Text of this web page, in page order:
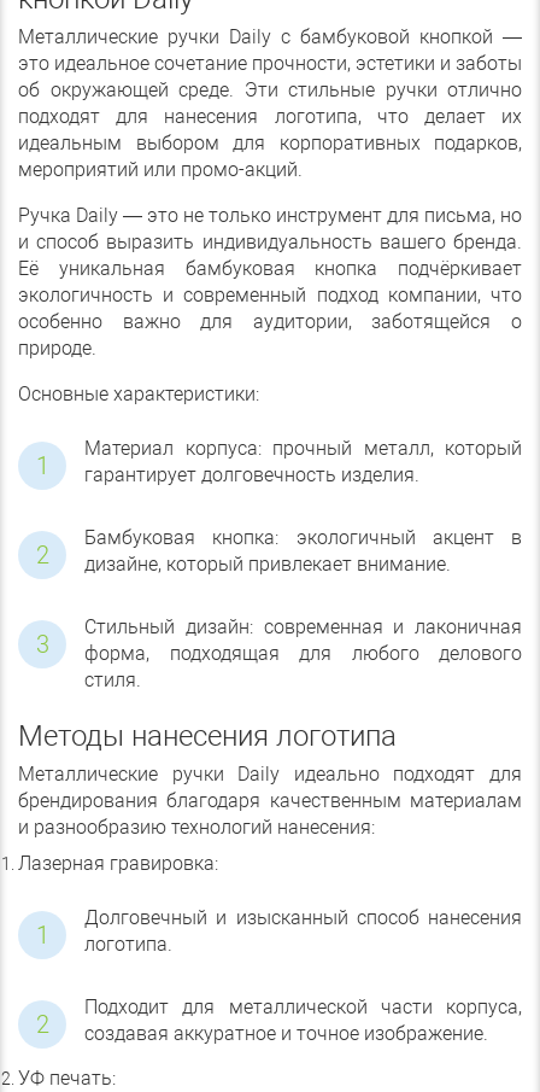
Металлические ручки Daily с бамбуковой кнопкой —
это идеальное сочетание прочности, эстетики и заботы
об окружающей среде. Эти стильные ручки отлично
подходят для нанесения логотипа, что делает их
идеальным выбором для корпоративных подарков,
мероприятий или промо-акций.
Ручка Daily — это не только инструмент для письма, но
и способ выразить индивидуальность вашего бренда.
Её уникальная бамбуковая кнопка подчёркивает
экологичность и современный подход компании, что
особенно важно для аудитории, заботящейся о
природе.
Основные характеристики:
Материал корпуса: прочный металл, который
гарантирует долговечность изделия.
Бамбуковая кнопка: экологичный акцент в
дизайне, который привлекает внимание.
Стильный дизайн: современная и лаконичная
форма, подходящая для любого делового
стиля.
Методы нанесения логотипа
Металлические ручки Daily идеально подходят для
брендирования благодаря качественным материалам
и разнообразию технологий нанесения:
Лазерная гравировка:
Долговечный и изысканный способ нанесения
логотипа.
Подходит для металлической части корпуса,
создавая аккуратное и точное изображение.
УФ печать: